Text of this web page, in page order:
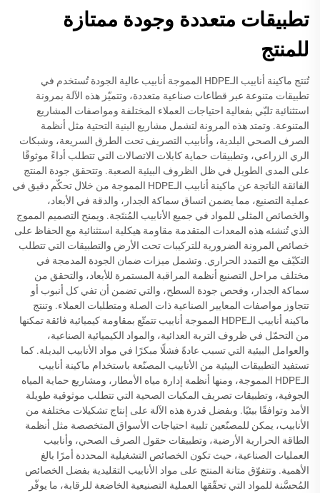
تطبيقات متعددة وجودة ممتازة
للمنتج
تُنتج ماكينة أنابيب الـHDPE المموجة أنابيب عالية الجودة تُستخدم في
تطبيقات متنوعة عبر قطاعات صناعية متعددة، وتتميّز هذه الآلة بمرونة
استثنائية تلبّي بفعالية احتياجات العملاء المختلفة ومواصفات المشاريع
المتنوعة. وتمتد هذه المرونة لتشمل مشاريع البنية التحتية مثل أنظمة
الصرف الصحي البلدية، وأنابيب التصريف تحت الطرق السريعة، وشبكات
الري الزراعي، وتطبيقات حماية كابلات الاتصالات التي تتطلب أداءً موثوقًا
على المدى الطويل في ظل الظروف البيئية الصعبة. وتتحقق جودة المنتج
الفائقة الناتجة عن ماكينة أنابيب الـHDPE المموجة من خلال تحكّم دقيق في
عملية التصنيع، مما يضمن اتساق سماكة الجدار، والدقة في الأبعاد،
والخصائص المثلى للمواد في جميع الأنابيب المُنتَجة. ويمنح التصميم المموج
الذي تُنشئه هذه المعدات المتقدمة مقاومة هيكلية استثنائية مع الحفاظ على
خصائص المرونة الضرورية للتركيبات تحت الأرض والتطبيقات التي تتطلب
التكيّف مع التمدد الحراري. وتشمل ميزات ضمان الجودة المدمجة في
مختلف مراحل التصنيع أنظمة المراقبة المستمرة للأبعاد، والتحقق من
سماكة الجدار، وفحص جودة السطح، والتي تضمن أن تفي كل أنبوب أو
تتجاوز مواصفات المعايير الصناعية ذات الصلة ومتطلبات العملاء. وتنتج
ماكينة أنابيب الـHDPE المموجة أنابيب تتمتّع بمقاومة كيميائية فائقة تمكنها
من التحمّل في ظروف التربة العدائية، والمواد الكيميائية الصناعية،
والعوامل البيئية التي تسبب عادةً فشلًا مبكرًا في مواد الأنابيب البديلة. كما
تستفيد التطبيقات البيئية من الأنابيب المصنّعة باستخدام ماكينة أنابيب
الـHDPE المموجة، ومنها أنظمة إدارة مياه الأمطار، ومشاريع حماية المياه
الجوفية، وتطبيقات تصريف المكبات الصحية التي تتطلب موثوقية طويلة
الأمد وتوافقًا بيئيًا. وبفضل قدرة هذه الآلة على إنتاج تشكيلات مختلفة من
الأنابيب، يمكن للمصنّعين تلبية احتياجات الأسواق المتخصصة مثل أنظمة
الطاقة الحرارية الأرضية، وتطبيقات حقول الصرف الصحي، وأنابيب
العمليات الصناعية، حيث تكون الخصائص التشغيلية المحددة أمرًا بالغ
الأهمية. وتتفوّق متانة المنتج على مواد الأنابيب التقليدية بفضل الخصائص
المُحسَّنة للمواد التي تحقّقها العملية التصنيعية الخاضعة للرقابة، ما يوفّر